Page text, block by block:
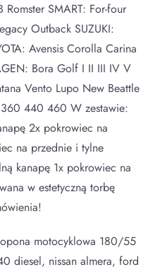
SMART: For-four
Outback SUZUKI:
Avensis Corolla Carina
Bora Golf I II III IV V
Vento Lupo New Beattle
440 460 W zestawie:
2x pokrowiec na
na przednie i tylne
kanapę 1x pokrowiec na
w estetyczną torbę
motocyklowa 180/55
diesel, nissan almera, ford